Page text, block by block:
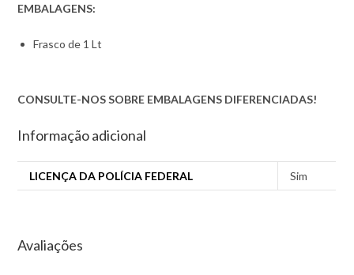
EMBALAGENS:
Frasco de 1 Lt
CONSULTE-NOS SOBRE EMBALAGENS DIFERENCIADAS!
Informação adicional
LICENÇA DA POLÍCIA FEDERAL Sim
Avaliações